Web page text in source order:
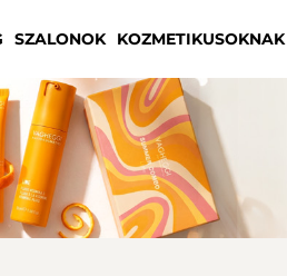
SZALONOK KOZMETIKUSOKNAK